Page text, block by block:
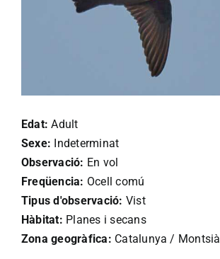
Edat: Adult
Sexe: Indeterminat
Observació: En vol
Freqüencia: Ocell comú
Tipus d'observació: Vist
Hàbitat: Planes i secans
Zona geogràfica: Catalunya / Montsià